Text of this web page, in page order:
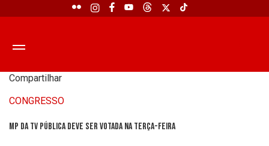
Compartilhar
CONGRESSO
MP da TV Pública deve ser votada na terça-feira